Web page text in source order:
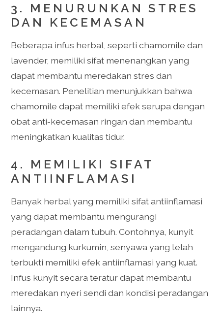
3. MENURUNKAN STRES
DAN KECEMASAN
Beberapa infus herbal, seperti chamomile dan
lavender, memiliki sifat menenangkan yang
dapat membantu meredakan stres dan
kecemasan. Penelitian menunjukkan bahwa
chamomile dapat memiliki efek serupa dengan
obat anti-kecemasan ringan dan membantu
meningkatkan kualitas tidur.
4. MEMILIKI SIFAT
ANTIINFLAMASI
Banyak herbal yang memiliki sifat antiinflamasi
yang dapat membantu mengurangi
peradangan dalam tubuh. Contohnya, kunyit
mengandung kurkumin, senyawa yang telah
terbukti memiliki efek antiinflamasi yang kuat.
Infus kunyit secara teratur dapat membantu
meredakan nyeri sendi dan kondisi peradangan
lainnya.